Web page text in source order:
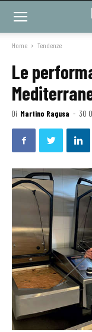
Home Tendenze
Le
Di Martino Ragusa - 30